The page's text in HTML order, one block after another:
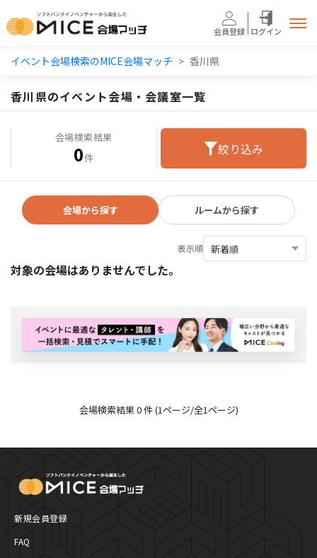
会員登録 ログイン
イベント会場検索のMICE会場マッチ 香川県
香川県のイベント会場・会議室一覧
会場検索結果
0件
絞り込み
会場検索結果 0件
会場から探す ルームから探す
表示順
対象の会場はありませんでした。
会場検索結果 0 件 (1ページ/全1ページ)
新規会員登録
FAQ